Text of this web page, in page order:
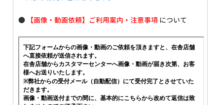
● 【画像・動画依頼】ご利用案内・注意事項 について